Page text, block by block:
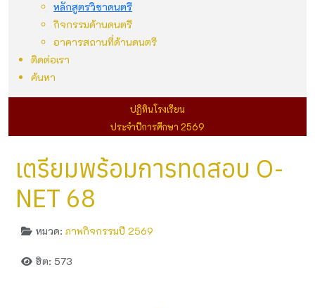
หลักสูตรวิชาดนตรี
กิจกรรมด้านดนตรี
อาคารสถานที่ด้านดนตรี
ติดต่อเรา
ค้นหา
ปฏิทินโรงเรียน
ประจำปีการศึกษา 2569
เตรียมพร้อมการทดสอบ O-
NET 68
หมวด: ภาพกิจกรรมปี 2569
ฮิต: 573